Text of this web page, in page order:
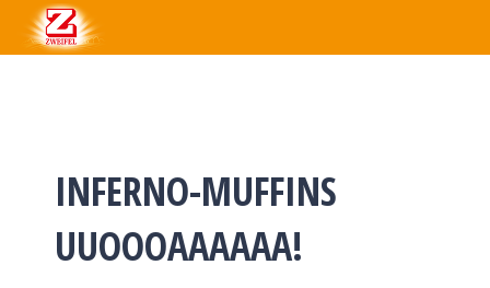
INFERNO-MUFFINS
UUOOOAAAAAA!